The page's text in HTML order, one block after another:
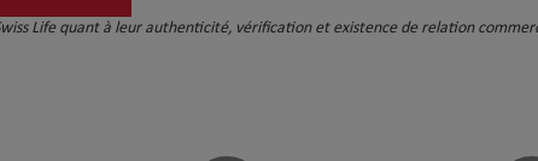
Life quant à leur authenticité, vérification et existence de relation